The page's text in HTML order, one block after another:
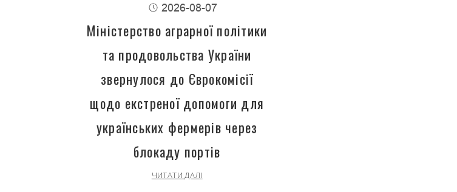
2026-08-07
Міністерство аграрної політики
та продовольства України
звернулося до Єврокомісії
щодо екстреної допомоги для
українських фермерів через
блокаду портів
ЧИТАТИ ДАЛІ